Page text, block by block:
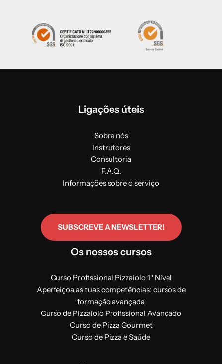
Ligações úteis
Sobre nós
Instrutores
Consultoria
F.A.Q.
Informações sobre o serviço
SUBSCREVE A NEWSLETTER!
Os nossos cursos
Curso Profissional Pizzaiolo 1º Nível
Aperfeiçoa as tuas competências: cursos de
formação avançada
Curso de Pizzaiolo Profissional Avançado
Curso de Pizza Gourmet
Curso de Pizza e Saúde